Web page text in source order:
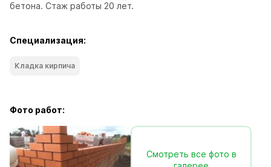
бетона. Стаж работы 20 лет.
Специализация:
Кладка кирпича
Фото работ:
Смотреть все фото в